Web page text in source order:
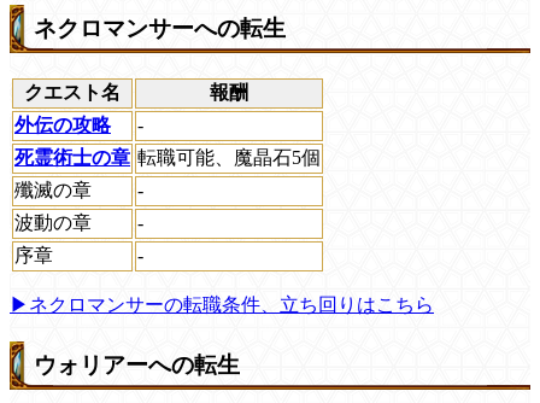
ネクロマンサーへの転生
クエスト名
報酬
外伝の攻略
-
死霊術士の章 転職可能、魔晶石5個
殲滅の章
-
波動の章
-
序章
-
▶ネクロマンサーの転職条件、立ち回りはこちら
ウォリアーへの転生